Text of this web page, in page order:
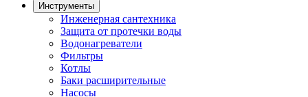
Инструменты
Инженерная сантехника
Защита от протечки воды
Водонагреватели
Фильтры
Котлы
Баки расширительные
Насосы